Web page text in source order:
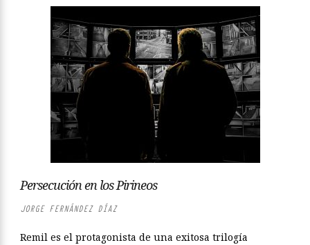
Persecución en los Pirineos
JORGE FERNÁNDEZ DÍAZ
Remil es el protagonista de una exitosa trilogía